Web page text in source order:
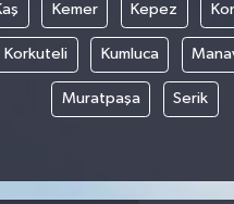
Kemer Kepez
Korkuteli Kumluca
Muratpaşa Serik